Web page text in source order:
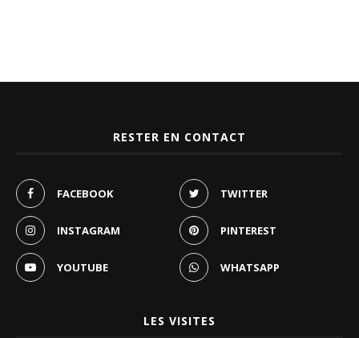
RESTER EN CONTACT
FACEBOOK TWITTER
INSTAGRAM PINTEREST
YOUTUBE WHATSAPP
LES VISITES